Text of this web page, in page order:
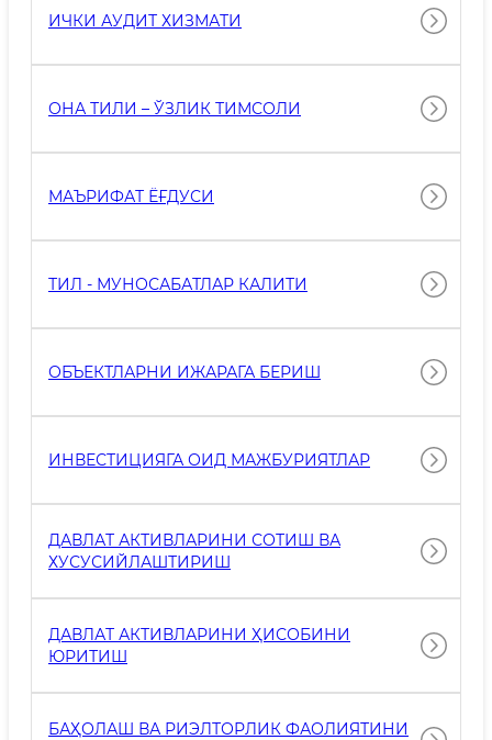
ИЧКИ АУДИТ ХИЗМАТИ
ОНА ТИЛИ – ЎЗЛИК ТИМСОЛИ
МАЪРИФАТ ЁҒДУСИ
ТИЛ - МУНОСАБАТЛАР КАЛИТИ
ОБЪЕКТЛАРНИ ИЖАРАГА БЕРИШ
ИНВЕСТИЦИЯГА ОИД МАЖБУРИЯТЛАР
ДАВЛАТ АКТИВЛАРИНИ СОТИШ ВА
ХУСУСИЙЛАШТИРИШ
ДАВЛАТ АКТИВЛАРИНИ ҲИСОБИНИ
ЮРИТИШ
БАҲОЛАШ ВА РИЭЛТОРЛИК ФАОЛИЯТИНИ